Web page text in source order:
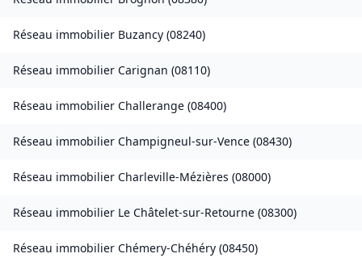
Réseau immobilier Buzancy (08240)
Réseau immobilier Carignan (08110)
Réseau immobilier Challerange (08400)
Réseau immobilier Champigneul-sur-Vence (08430)
Réseau immobilier Charleville-Mézières (08000)
Réseau immobilier Le Châtelet-sur-Retourne (08300)
Réseau immobilier Chémery-Chéhéry (08450)